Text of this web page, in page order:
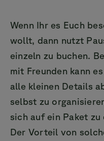
Wenn Ihr es Euch
wollt, dann nutzt
einzeln zu buchen.
mit Freunden kann
alle kleinen Details
selbst zu
sich auf ein Paket
Der Vorteil von